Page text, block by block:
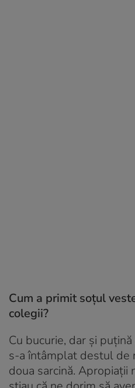
Cum a primit soțul
colegii?
Cu bucurie, dar și
s-a întâmplat destul de
doua sarcină. Apropiații